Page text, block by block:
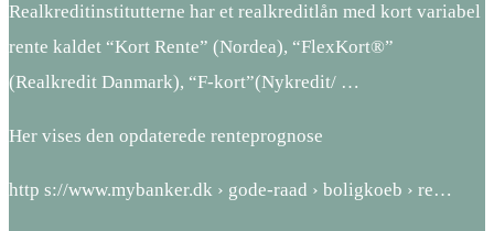
Realkreditinstitutterne har et realkreditlån med kort variabel
rente kaldet “Kort Rente” (Nordea), “FlexKort®”
(Realkredit Danmark), “F-kort”(Nykredit/ …
Her vises den opdaterede renteprognose
http s://www.mybanker.dk › gode-raad › boligkoeb › re…